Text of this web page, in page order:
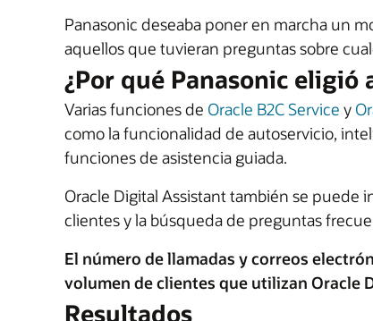
Panasonic deseaba poner en marcha un
aquellos que tuvieran preguntas sobre
¿Por qué Panasonic eligió
Varias funciones de Oracle B2C Service y
como la funcionalidad de autoservicio,
funciones de asistencia guiada.
Oracle Digital Assistant también se puede
clientes y la búsqueda de preguntas
El número de llamadas y correos
volumen de clientes que utilizan Oracle
Resultados